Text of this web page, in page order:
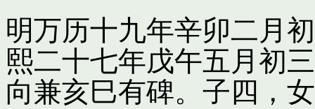
明万历十九年辛卯二月
熙二十七年戊午五月初
向兼亥巳有碑。子四，